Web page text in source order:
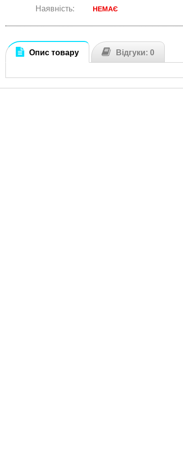
Наявність: НЕМАЄ
Опис товару Відгуки: 0